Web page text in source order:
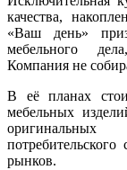
качества,
«Ваш день»
мебельного
Компания не
В её планах
мебельных
оригинальных
рынков.